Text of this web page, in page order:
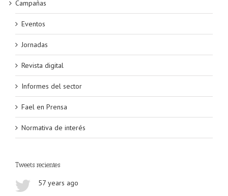
Campañas
Eventos
Jornadas
Revista digital
Informes del sector
Fael en Prensa
Normativa de interés
Tweets recientes
57 years ago